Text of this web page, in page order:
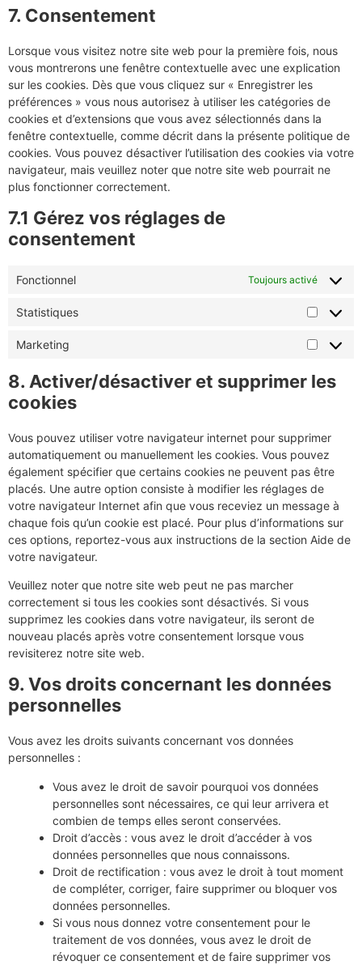
7. Consentement
Lorsque vous visitez notre site web pour la première fois, nous
vous montrerons une fenêtre contextuelle avec une explication
sur les cookies. Dès que vous cliquez sur « Enregistrer les
préférences » vous nous autorisez à utiliser les catégories de
cookies et d’extensions que vous avez sélectionnés dans la
fenêtre contextuelle, comme décrit dans la présente politique de
cookies. Vous pouvez désactiver l’utilisation des cookies via votre
navigateur, mais veuillez noter que notre site web pourrait ne
plus fonctionner correctement.
7.1 Gérez vos réglages de
consentement
Fonctionnel Toujours activé
Statistiques
Marketing
8. Activer/désactiver et supprimer les
cookies
Vous pouvez utiliser votre navigateur internet pour supprimer
automatiquement ou manuellement les cookies. Vous pouvez
également spécifier que certains cookies ne peuvent pas être
placés. Une autre option consiste à modifier les réglages de
votre navigateur Internet afin que vous receviez un message à
chaque fois qu’un cookie est placé. Pour plus d’informations sur
ces options, reportez-vous aux instructions de la section Aide de
votre navigateur.
Veuillez noter que notre site web peut ne pas marcher
correctement si tous les cookies sont désactivés. Si vous
supprimez les cookies dans votre navigateur, ils seront de
nouveau placés après votre consentement lorsque vous
revisiterez notre site web.
9. Vos droits concernant les données
personnelles
Vous avez les droits suivants concernant vos données
personnelles :
Vous avez le droit de savoir pourquoi vos données
personnelles sont nécessaires, ce qui leur arrivera et
combien de temps elles seront conservées.
Droit d’accès : vous avez le droit d’accéder à vos
données personnelles que nous connaissons.
Droit de rectification : vous avez le droit à tout moment
de compléter, corriger, faire supprimer ou bloquer vos
données personnelles.
Si vous nous donnez votre consentement pour le
traitement de vos données, vous avez le droit de
révoquer ce consentement et de faire supprimer vos